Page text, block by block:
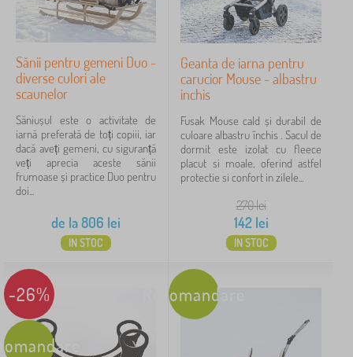
Sănii pentru gemeni Duo -
diverse culori ale
scaunelor
Săniușul este o activitate de
iarnă preferată de toți copiii, iar
dacă aveți gemeni, cu siguranță
veți aprecia aceste sănii
frumoase și practice Duo pentru
doi...
de la806 lei
IN STOC
Geanta de iarna pentru
carucior Mouse - albastru
inchis
Fusak Mouse cald și durabil de
culoare albastru închis . Sacul de
dormit este izolat cu fleece
placut si moale, oferind astfel
protectie si confort in zilele...
270lei
142lei
IN STOC
-26% Recomandare